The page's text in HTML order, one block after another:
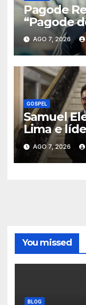
Pagode
“Pagode
gravado
(RJ)
AGO 7, 2026
GOSPEL
Samuel
Lima e
Municipal
AGO 7, 2026
You missed
BLOG